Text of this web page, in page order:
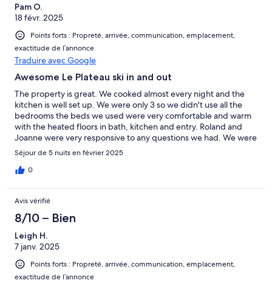
Pam O.
18 févr. 2025
Points forts : Propreté, arrivée, communication, emplacement,
exactitude de l’annonce
Traduire avec Google
Awesome Le Plateau ski in and out
The property is great. We cooked almost every night and the
kitchen is well set up. We were only 3 so we didn't use all the
bedrooms the beds we used were very comfortable and warm
with the heated floors in bath, kitchen and entry. Roland and
Joanne were very responsive to any questions we had. We were
also lucky to have lots of fresh snow. Great place and fantastic
village. Will definitely return!
Séjour de 5 nuits en février 2025
0
Avis vérifié
8/10 – Bien
Leigh H.
7 janv. 2025
Points forts : Propreté, arrivée, communication, emplacement,
exactitude de l’annonce